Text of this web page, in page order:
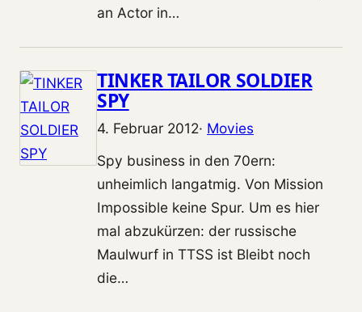
an Actor in…
TINKER TAILOR SOLDIER
SPY
4. Februar 2012· Movies
Spy business in den 70ern:
unheimlich langatmig. Von Mission
Impossible keine Spur. Um es hier
mal abzukürzen: der russische
Maulwurf in TTSS ist Bleibt noch
die…